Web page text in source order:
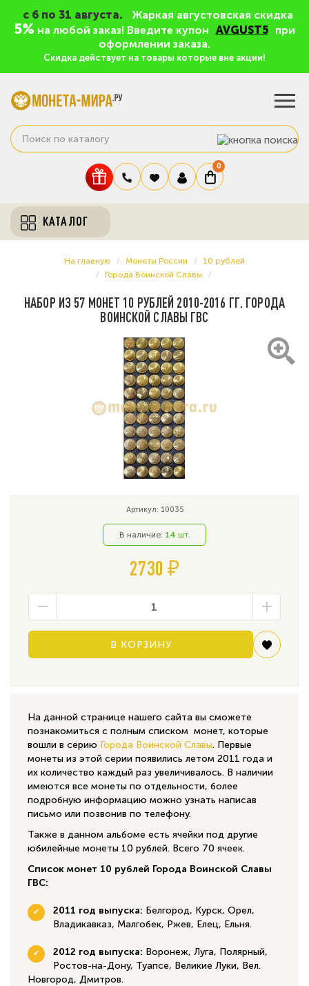
c 6 по 31 августа. Жаркая августовская скидка
5% на любой заказ! Введите купон AVGUST5
при
оформлении заказа.
Скидка действует на товары которые вне акции!
0
КАТАЛОГ
На главную Монеты России
10 рублей
Города Воинской Славы
НАБОР ИЗ 57 МОНЕТ 10 РУБЛЕЙ 2010-2016 ГГ. ГОРОДА
ВОИНСКОЙ СЛАВЫ ГВС
Артикул: 10035
В наличие: 14 шт.
2730 ₽
В КОРЗИНУ
На данной странице нашего сайта вы сможете
познакомиться с полным списком монет, которые
вошли в серию Города Воинской Славы. Первые
монеты из этой серии появились летом 2011 года и
их количество каждый раз увеличивалось. В наличии
имеются все монеты по отдельности, более
подробную информацию можно узнать написав
письмо или позвонив по телефону.
Также в данном альбоме есть ячейки под другие
юбилейные монеты 10 рублей. Всего 70 ячеек.
Список монет 10 рублей Города Воинской Славы
ГВС:
2011 год выпуска: Белгород, Курск, Орел,
Владикавказ, Малгобек, Ржев, Елец, Ельня.
2012 год выпуска: Воронеж, Луга, Полярный,
Ростов-на-Дону, Туапсе, Великие Луки, Вел.
Новгород, Дмитров.